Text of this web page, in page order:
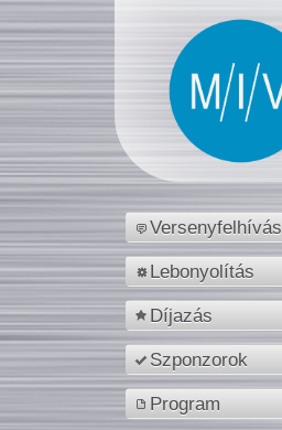
Versenyfelhívás
Lebonyolítás
Díjazás
Szponzorok
Program